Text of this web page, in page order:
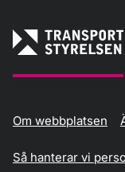
Om webbplatsen
Så hanterar vi